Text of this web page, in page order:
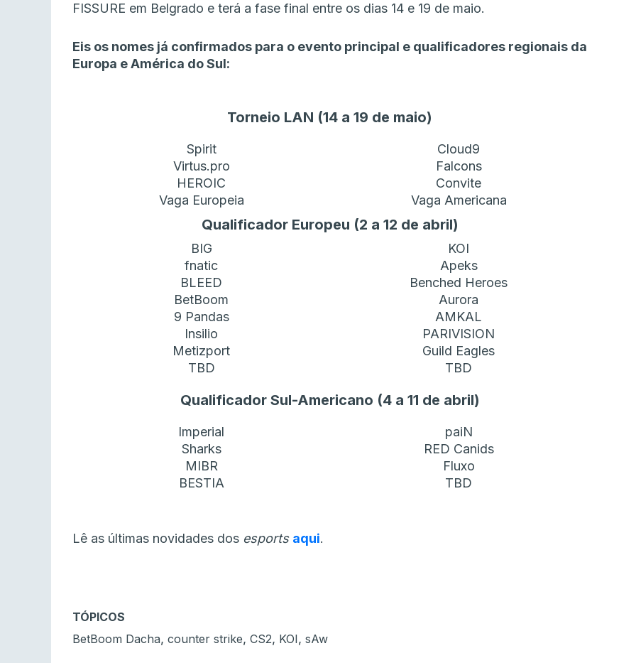
FISSURE em Belgrado e terá a fase final entre os dias 14 e 19 de maio.
Eis os nomes já confirmados para o evento principal e qualificadores regionais da
Europa e América do Sul:
Torneio LAN (14 a 19 de maio)
Spirit
Cloud9
Virtus.pro
Falcons
HEROIC
Convite
Vaga Europeia
Vaga Americana
Qualificador Europeu (2 a 12 de abril)
BIG
KOI
fnatic
Apeks
BLEED
Benched Heroes
BetBoom
Aurora
9 Pandas
AMKAL
Insilio
PARIVISION
Metizport
Guild Eagles
TBD
TBD
Qualificador Sul-Americano (4 a 11 de abril)
Imperial
paiN
Sharks
RED Canids
MIBR
Fluxo
BESTIA
TBD
Lê as últimas novidades dos esports aqui.
TÓPICOS
BetBoom Dacha, counter strike, CS2, KOI, sAw